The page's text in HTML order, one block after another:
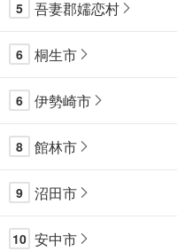
5 吾妻郡嬬恋村
6 桐生市
6 伊勢崎市
8 館林市
9 沼田市
10 安中市